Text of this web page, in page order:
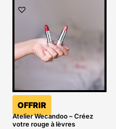
OFFRIR
Atelier Wecandoo – Créez
votre rouge à lèvres